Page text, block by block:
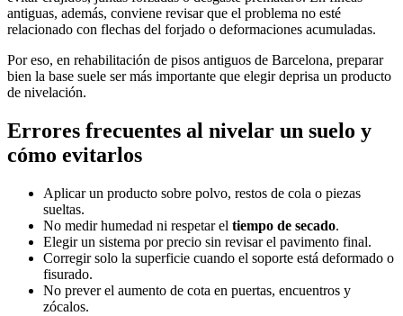
antiguas, además, conviene revisar que el problema no esté
relacionado con flechas del forjado o deformaciones acumuladas.
Por eso, en rehabilitación de pisos antiguos de Barcelona, preparar
bien la base suele ser más importante que elegir deprisa un producto
de nivelación.
Errores frecuentes al nivelar un suelo y
cómo evitarlos
Aplicar un producto sobre polvo, restos de cola o piezas
sueltas.
No medir humedad ni respetar el tiempo de secado.
Elegir un sistema por precio sin revisar el pavimento final.
Corregir solo la superficie cuando el soporte está deformado o
fisurado.
No prever el aumento de cota en puertas, encuentros y
zócalos.